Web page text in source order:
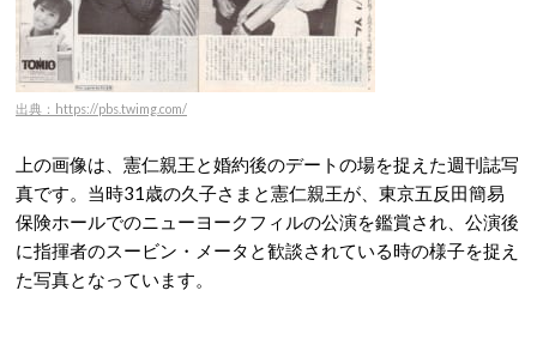
出典：https://pbs.twimg.com/
上の画像は、憲仁親王と婚約後のデートの場を捉えた週刊誌写
真です。当時31歳の久子さまと憲仁親王が、東京五反田簡易
保険ホールでのニューヨークフィルの公演を鑑賞され、公演後
に指揮者のスービン・メータと歓談されている時の様子を捉え
た写真となっています。